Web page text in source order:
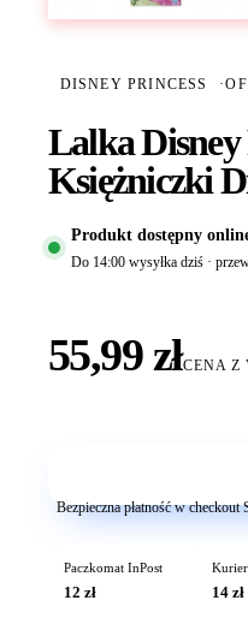
DISNEY PRINCESS ·
Lalka Disney
Księżniczki
Produkt dostępny
Do 14:00 wysyłka dziś ·
55,99 złCENA Z
Bezpieczna płatność w
Paczkomat InPost
12 zł 14 zł